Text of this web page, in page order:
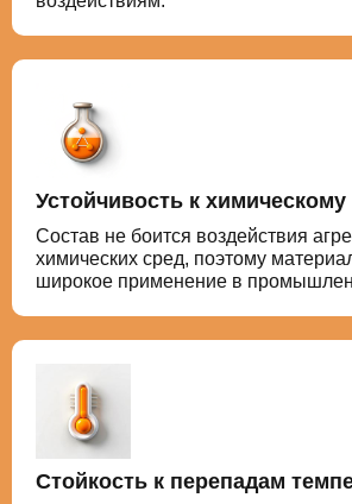
Устойчивость к
Состав не боится воздействия
химических сред, поэтому
широкое применение в
Стойкость к перепадам